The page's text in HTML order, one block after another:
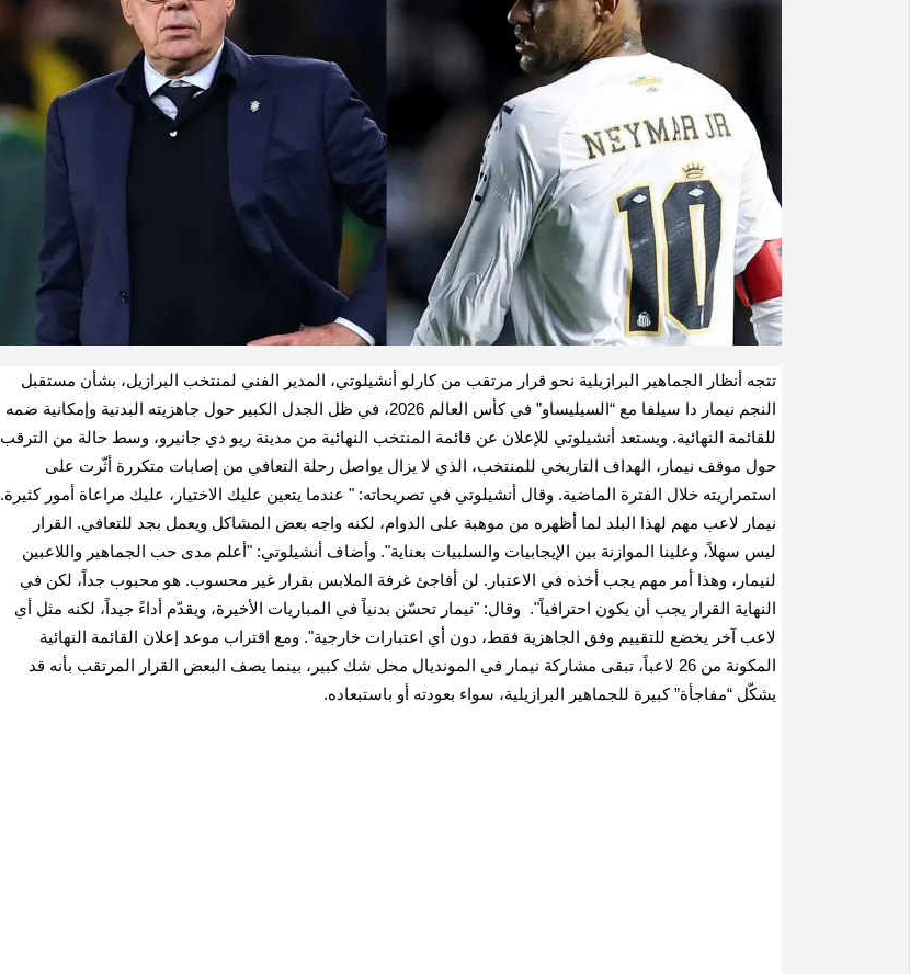
تتجه أنظار الجماهير البرازيلية نحو قرار مرتقب من كارلو أنشيلوتي، المدير الفني لمنتخب البرازيل، بشأن مستقبل
النجم نيمار دا سيلفا مع “السيليساو” في كأس العالم 2026، في ظل الجدل الكبير حول جاهزيته البدنية وإمكانية ضمه
للقائمة النهائية. ويستعد أنشيلوتي للإعلان عن قائمة المنتخب النهائية من مدينة ريو دي جانيرو، وسط حالة من الترقب
حول موقف نيمار، الهداف التاريخي للمنتخب، الذي لا يزال يواصل رحلة التعافي من إصابات متكررة أثّرت على
استمراريته خلال الفترة الماضية. وقال أنشيلوتي في تصريحاته: " عندما يتعين عليك الاختيار، عليك مراعاة أمور كثيرة.
نيمار لاعب مهم لهذا البلد لما أظهره من موهبة على الدوام، لكنه واجه بعض المشاكل ويعمل بجد للتعافي. القرار
ليس سهلاً، وعلينا الموازنة بين الإيجابيات والسلبيات بعناية". وأضاف أنشيلوتي: "أعلم مدى حب الجماهير واللاعبين
لنيمار، وهذا أمر مهم يجب أخذه في الاعتبار. لن أفاجئ غرفة الملابس بقرار غير محسوب. هو محبوب جداً، لكن في
النهاية القرار يجب أن يكون احترافياً". وقال: "نيمار تحسّن بدنياً في المباريات الأخيرة، ويقدّم أداءً جيداً، لكنه مثل أي
لاعب آخر يخضع للتقييم وفق الجاهزية فقط، دون أي اعتبارات خارجية". ومع اقتراب موعد إعلان القائمة النهائية
المكونة من 26 لاعباً، تبقى مشاركة نيمار في المونديال محل شك كبير، بينما يصف البعض القرار المرتقب بأنه قد
يشكّل “مفاجأة” كبيرة للجماهير البرازيلية، سواء بعودته أو باستبعاده.